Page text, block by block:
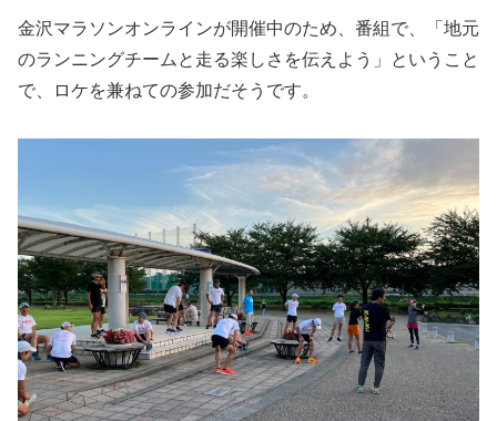
金沢マラソンオンラインが開催中のため、番組で、「地元
のランニングチームと走る楽しさを伝えよう」ということ
で、ロケを兼ねての参加だそうです。